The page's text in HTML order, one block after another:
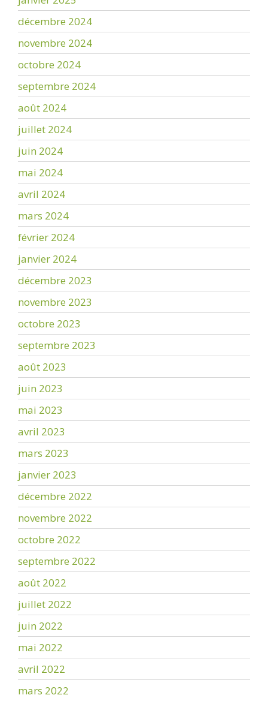
décembre 2024
novembre 2024
octobre 2024
septembre 2024
août 2024
juillet 2024
juin 2024
mai 2024
avril 2024
mars 2024
février 2024
janvier 2024
décembre 2023
novembre 2023
octobre 2023
septembre 2023
août 2023
juin 2023
mai 2023
avril 2023
mars 2023
janvier 2023
décembre 2022
novembre 2022
octobre 2022
septembre 2022
août 2022
juillet 2022
juin 2022
mai 2022
avril 2022
mars 2022